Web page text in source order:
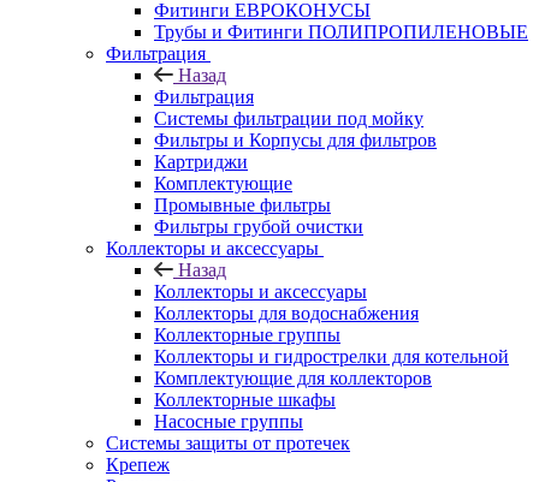
Фитинги ЕВРОКОНУСЫ
Трубы и Фитинги ПОЛИПРОПИЛЕНОВЫЕ
Фильтрация
Назад
Фильтрация
Системы фильтрации под мойку
Фильтры и Корпусы для фильтров
Картриджи
Комплектующие
Промывные фильтры
Фильтры грубой очистки
Коллекторы и аксессуары
Назад
Коллекторы и аксессуары
Коллекторы для водоснабжения
Коллекторные группы
Коллекторы и гидрострелки для котельной
Комплектующие для коллекторов
Коллекторные шкафы
Насосные группы
Системы защиты от протечек
Крепеж